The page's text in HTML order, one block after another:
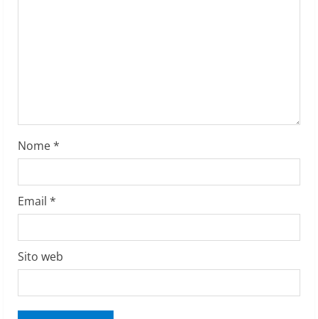
g
Nome*
Email *
Sito web